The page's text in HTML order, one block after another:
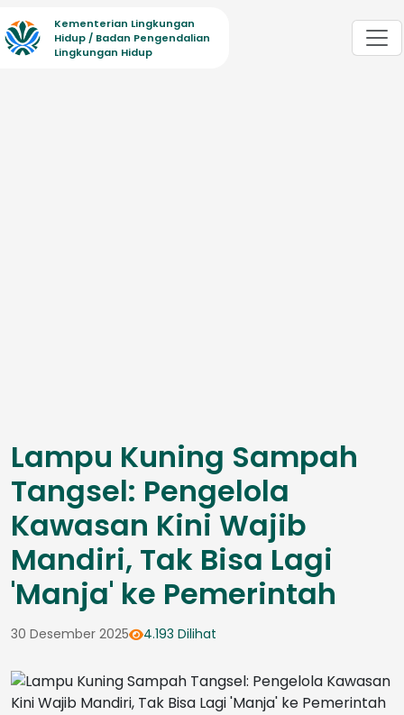
Kementerian Lingkungan
Hidup / Badan Pengendalian
Lingkungan Hidup
Lampu Kuning Sampah
Tangsel: Pengelola
Kawasan Kini Wajib
Mandiri, Tak Bisa Lagi
'Manja' ke Pemerintah
30 Desember 2025 4.193 Dilihat